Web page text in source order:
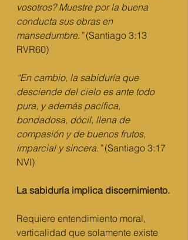
vosotros? Muestre por la buena
conducta sus obras en
mansedumbre.” (Santiago 3:13
RVR60)
“En cambio, la sabiduría que
desciende del cielo es ante todo
pura, y además pacífica,
bondadosa, dócil, llena de
compasión y de buenos frutos,
imparcial y sincera.” (Santiago 3:17
NVI)
La sabiduría implica discernimiento.
Requiere entendimiento moral,
verticalidad que solamente existe